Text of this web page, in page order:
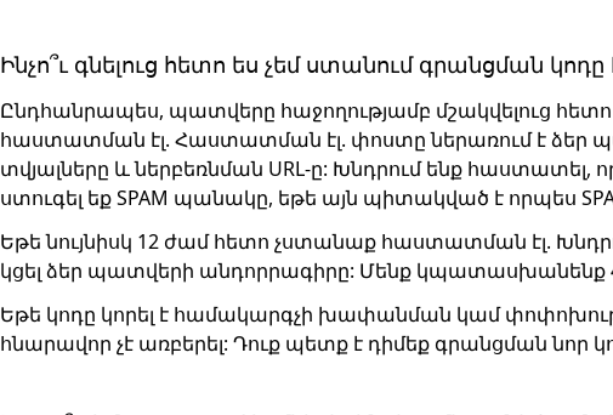
Ինչո՞ւ գնելուց հետո ես չեմ ստանում գրանցման կոդը
Ընդհանրապես, պատվերը հաջողությամբ մշակվելուց
հաստատման էլ. Հաստատման էլ. փոստը ներառում է ձեր
տվյալները և ներբեռնման URL-ը: Խնդրում ենք
ստուգել եք SPAM պանակը, եթե այն պիտակված է որպես
Եթե ​​նույնիսկ 12 ժամ հետո չստանաք հաստատման էլ.
կցել ձեր պատվերի անդորրագիրը: Մենք կպատասխանենք
Եթե ​​կոդը կորել է համակարգչի խափանման կամ
հնարավոր չէ առբերել: Դուք պետք է դիմեք գրանցման նոր